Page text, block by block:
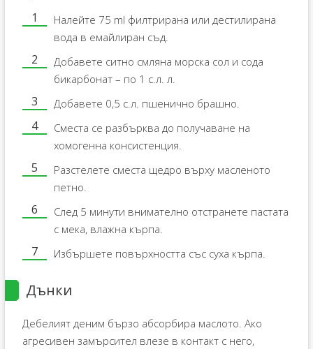
Налейте 75 ml филтрирана или дестилирана
вода в емайлиран съд.
Добавете ситно смляна морска сол и сода
бикарбонат – по 1 с.л. л.
Добавете 0,5 с.л. пшенично брашно.
Сместа се разбърква до получаване на
хомогенна консистенция.
Разстелете сместа щедро върху масленото
петно.
След 5 минути внимателно отстранете пастата
с мека, влажна кърпа.
Избършете повърхността със суха кърпа.
Дънки
Дебелият деним бързо абсорбира маслото. Ако
агресивен замърсител влезе в контакт с него,